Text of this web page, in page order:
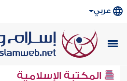
عربي
المكتبة الإسلامية